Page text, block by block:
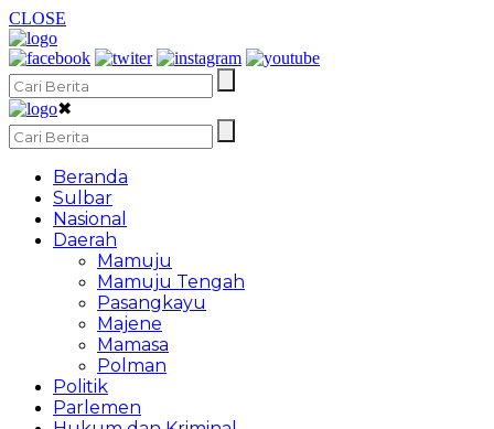
CLOSE
✖
Beranda
Sulbar
Nasional
Daerah
Mamuju
Mamuju Tengah
Pasangkayu
Majene
Mamasa
Polman
Politik
Parlemen